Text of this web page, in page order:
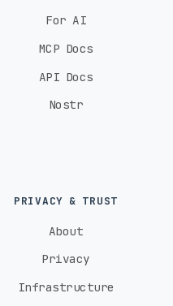
For AI
MCP Docs
API Docs
Nostr
PRIVACY & TRUST
About
Privacy
Infrastructure